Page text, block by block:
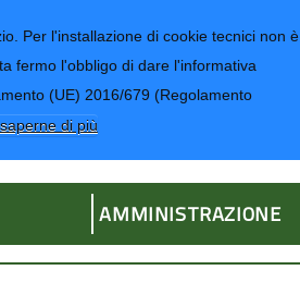
Per l'installazione di cookie tecnici non è
fermo l'obbligo di dare l'informativa
(UE) 2016/679 (Regolamento
di più
AMMINISTRAZIONE